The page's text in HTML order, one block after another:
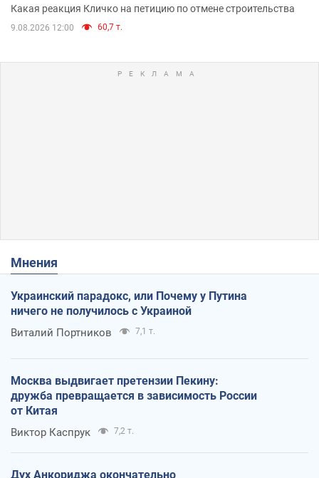
Какая реакция Кличко на петицию по отмене строительства
9.08.2026 12:00 60,7 т.
Мнения
Украинский парадокс, или Почему у Путина
ничего не получилось с Украиной
Виталий Портников 7,1 т.
Москва выдвигает претензии Пекину:
дружба превращается в зависимость России
от Китая
Виктор Каспрук 7,2 т.
Дух Анкориджа окончательно